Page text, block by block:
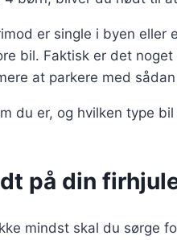
er single i byen eller
bil. Faktisk er det
at parkere med
du er, og hvilken type
på din
mindst skal du sørge